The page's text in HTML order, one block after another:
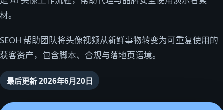
材。
SEOH 帮助团队将头像视频从新鲜事物转变为可重复使用的
获客资产，包含脚本、合规与落地页语境。
最后更新 2026年6月20日